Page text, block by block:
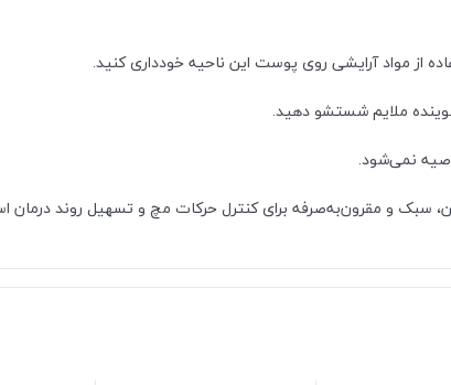
از مواد آرایشی روی پوست این ناحیه خودداری کنید.
ملایم شستشو دهید.
نمی‌شود.
سبک و مقرون‌به‌صرفه برای کنترل حرکات مچ و تسهیل روند درمان